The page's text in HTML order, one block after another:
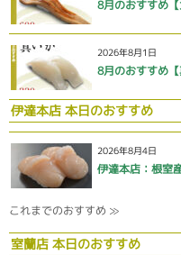
8月のおすすめ【
2026年8月1日
8月のおすすめ【
伊達本店 本日のおすすめ
2026年8月4日
伊達本店：根
これまでのおすすめ ≫
室蘭店 本日のおすすめ